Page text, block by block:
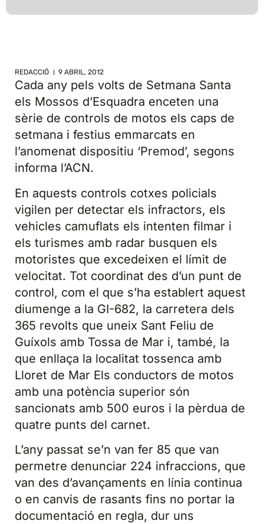
REDACCIÓ 9 ABRIL, 2012
Cada any pels volts de Setmana Santa
els Mossos d’Esquadra enceten una
sèrie de controls de motos els caps de
setmana i festius emmarcats en
l’anomenat dispositiu ‘Premod’, segons
informa l’ACN.
En aquests controls cotxes policials
vigilen per detectar els infractors, els
vehicles camuflats els intenten filmar i
els turismes amb radar busquen els
motoristes que excedeixen el límit de
velocitat. Tot coordinat des d’un punt de
control, com el que s’ha establert aquest
diumenge a la GI-682, la carretera dels
365 revolts que uneix Sant Feliu de
Guíxols amb Tossa de Mar i, també, la
que enllaça la localitat tossenca amb
Lloret de Mar Els conductors de motos
amb una potència superior són
sancionats amb 500 euros i la pèrdua de
quatre punts del carnet.
L’any passat se’n van fer 85 que van
permetre denunciar 224 infraccions, que
van des d’avançaments en línia continua
o en canvis de rasants fins no portar la
documentació en regla, dur uns